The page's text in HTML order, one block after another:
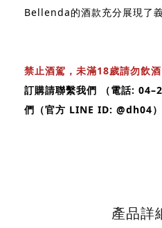
Bellenda的酒款充分展現了
禁止酒駕，未滿18歲請勿飲酒
訂購請聯繫我們 （電話:
們（官方 LINE ID: @dh04）
產品詳